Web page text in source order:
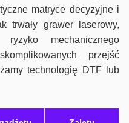
matryce decyzyjne i
trwały grawer laserowy,
mechanicznego
przejść
technologię DTF lub